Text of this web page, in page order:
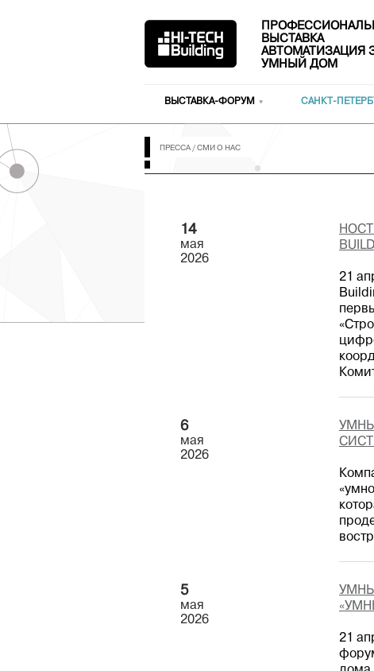
ВЫСТАВКА
АВТОМАТИЗАЦИЯ
УМНЫЙ ДОМ
ВЫСТАВКА-ФОРУМ САНКТ-
ПРЕССА / СМИ О НАС
14
мая
2026
21
6
мая
2026
5
мая
2026
21